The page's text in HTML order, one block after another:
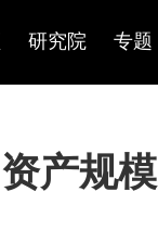
研究院 专题
产规模